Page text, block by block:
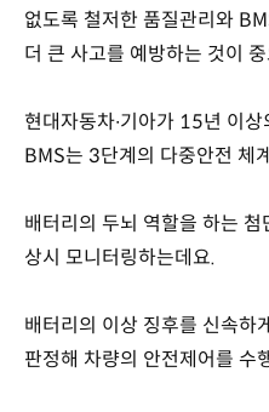
없도록 철저한 품질관리와
더 큰 사고를 예방하는 것이
현대자동차∙기아가 15년 이
BMS는 3단계의 다중안전 체
배터리의 두뇌 역할을 하는
상시 모니터링하는데요.
배터리의 이상 징후를 신속하
판정해 차량의 안전제어를 수